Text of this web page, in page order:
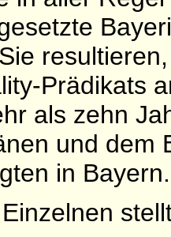
Prädikats
als zehn
und dem
in Bayern.